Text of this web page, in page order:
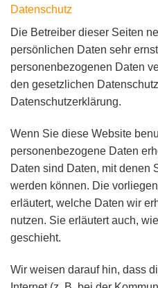
Datenschutz
Die Betreiber dieser Seiten
persönlichen Daten sehr
personenbezogenen Daten
den gesetzlichen
Datenschutzerklärung.
Wenn Sie diese Website
personenbezogene Daten
Daten sind Daten, mit denen
werden können. Die
erläutert, welche Daten wir
nutzen. Sie erläutert auch,
geschieht.
Wir weisen darauf hin, dass